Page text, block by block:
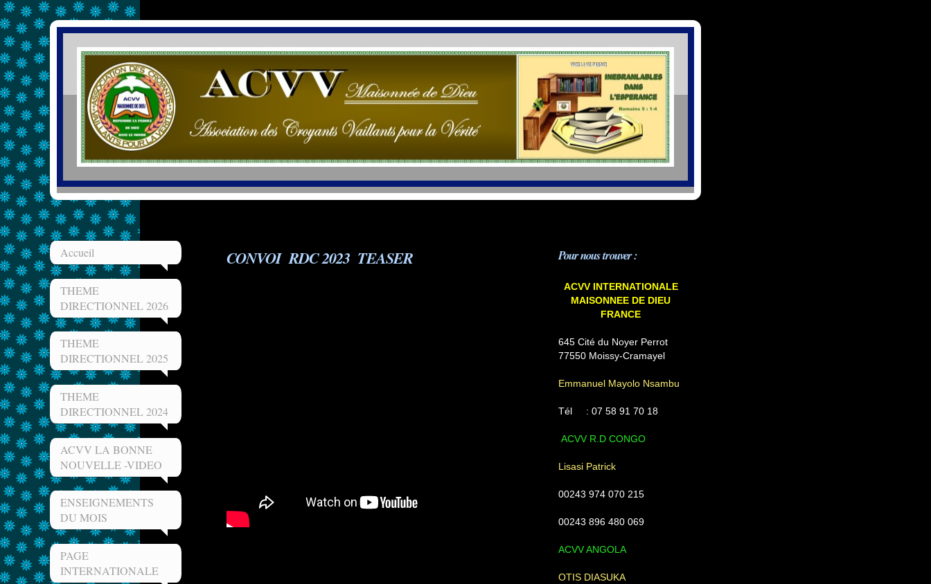
Accueil
THEME
DIRECTIONNEL 2026
THEME
DIRECTIONNEL 2025
THEME
DIRECTIONNEL 2024
ACVV LA BONNE
NOUVELLE -VIDEO
ENSEIGNEMENTS
DU MOIS
PAGE
INTERNATIONALE
CONVOI RDC 2023 TEASER Pour nous trouver :
ACVV INTERNATIONALE
MAISONNEE DE DIEU
FRANCE
645 Cité du Noyer Perrot
77550 Moissy-Cramayel
Emmanuel Mayolo Nsambu
Tél : 07 58 91 70 18
ACVV R.D CONGO
Lisasi Patrick
00243 974 070 215
00243 896 480 069
ACVV ANGOLA
OTIS DIASUKA